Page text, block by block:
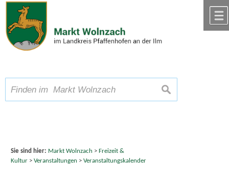
Zum Inhalt,zur Navigation
Schriftgröße A A A suchen
Sie sind hier: Markt Wolnzach > Freizeit &
Kultur> Veranstaltungen > Veranstaltungskalender